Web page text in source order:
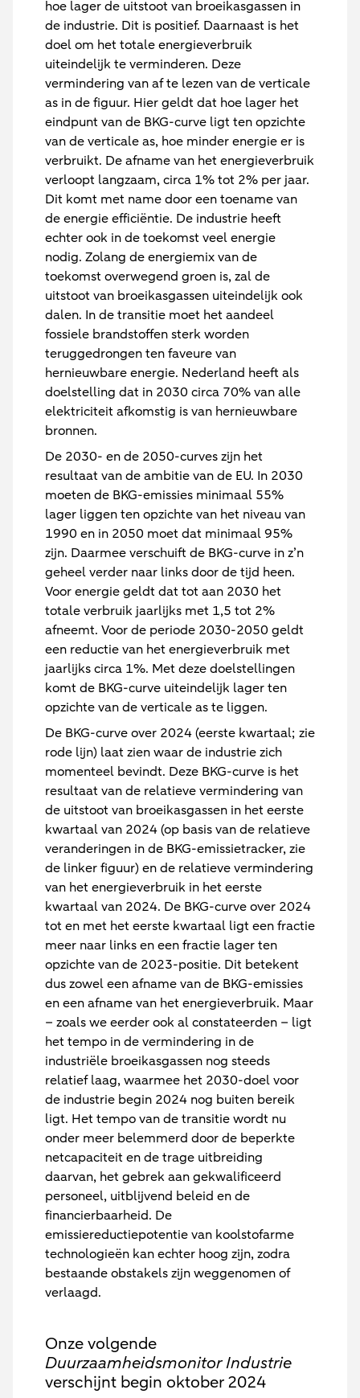
hoe lager de uitstoot van broeikasgassen in
de industrie. Dit is positief. Daarnaast is het
doel om het totale energieverbruik
uiteindelijk te verminderen. Deze
vermindering van af te lezen van de verticale
as in de figuur. Hier geldt dat hoe lager het
eindpunt van de BKG-curve ligt ten opzichte
van de verticale as, hoe minder energie er is
verbruikt. De afname van het energieverbruik
verloopt langzaam, circa 1% tot 2% per jaar.
Dit komt met name door een toename van
de energie efficiëntie. De industrie heeft
echter ook in de toekomst veel energie
nodig. Zolang de energiemix van de
toekomst overwegend groen is, zal de
uitstoot van broeikasgassen uiteindelijk ook
dalen. In de transitie moet het aandeel
fossiele brandstoffen sterk worden
teruggedrongen ten faveure van
hernieuwbare energie. Nederland heeft als
doelstelling dat in 2030 circa 70% van alle
elektriciteit afkomstig is van hernieuwbare
bronnen.
De 2030- en de 2050-curves zijn het
resultaat van de ambitie van de EU. In 2030
moeten de BKG-emissies minimaal 55%
lager liggen ten opzichte van het niveau van
1990 en in 2050 moet dat minimaal 95%
zijn. Daarmee verschuift de BKG-curve in z’n
geheel verder naar links door de tijd heen.
Voor energie geldt dat tot aan 2030 het
totale verbruik jaarlijks met 1,5 tot 2%
afneemt. Voor de periode 2030-2050 geldt
een reductie van het energieverbruik met
jaarlijks circa 1%. Met deze doelstellingen
komt de BKG-curve uiteindelijk lager ten
opzichte van de verticale as te liggen.
De BKG-curve over 2024 (eerste kwartaal; zie
rode lijn) laat zien waar de industrie zich
momenteel bevindt. Deze BKG-curve is het
resultaat van de relatieve vermindering van
de uitstoot van broeikasgassen in het eerste
kwartaal van 2024 (op basis van de relatieve
veranderingen in de BKG-emissietracker, zie
de linker figuur) en de relatieve vermindering
van het energieverbruik in het eerste
kwartaal van 2024. De BKG-curve over 2024
tot en met het eerste kwartaal ligt een fractie
meer naar links en een fractie lager ten
opzichte van de 2023-positie. Dit betekent
dus zowel een afname van de BKG-emissies
en een afname van het energieverbruik. Maar
– zoals we eerder ook al constateerden – ligt
het tempo in de vermindering in de
industriële broeikasgassen nog steeds
relatief laag, waarmee het 2030-doel voor
de industrie begin 2024 nog buiten bereik
ligt. Het tempo van de transitie wordt nu
onder meer belemmerd door de beperkte
netcapaciteit en de trage uitbreiding
daarvan, het gebrek aan gekwalificeerd
personeel, uitblijvend beleid en de
financierbaarheid. De
emissiereductiepotentie van koolstofarme
technologieën kan echter hoog zijn, zodra
bestaande obstakels zijn weggenomen of
verlaagd.
Onze volgende
Duurzaamheidsmonitor Industrie
verschijnt begin oktober 2024